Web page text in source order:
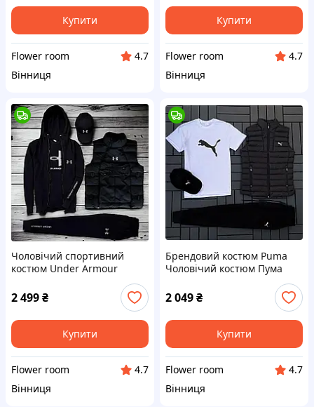
Купити
Flower room
4.7
Вінниця
Купити
Flower room
4.7
Вінниця
Чоловічий спортивний
костюм Under Armour
Костюм Андер Армор зіпка
штани жилетка футболка
кепка
2 499₴
Купити
Flower room
4.7
Вінниця
Брендовий костюм Puma
Чоловічий костюм Пума
футболка штани жилетка
кепка
2 049₴
Купити
Flower room
4.7
Вінниця